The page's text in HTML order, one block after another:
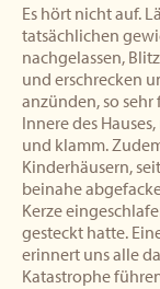
Es hört nicht auf.
tatsächlichen
nachgelassen,
und erschrecken
anzünden, so
Innere des
und klamm.
Kinderhäusern,
beinahe
Kerze
gesteckt hatte.
erinnert uns alle
Katastrophe